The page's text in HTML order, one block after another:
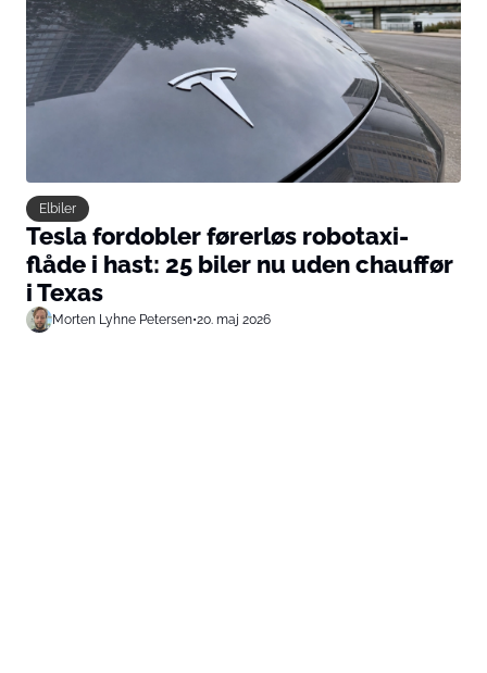
Elbiler
Tesla fordobler førerløs robotaxi-
flåde i hast: 25 biler nu uden chauffør
i Texas
Morten Lyhne Petersen•20. maj 2026